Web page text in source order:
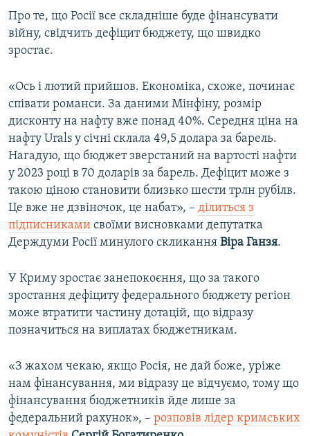
Про те, що Росії все складніше буде фінансувати
війну, свідчить дефіцит бюджету, що швидко
зростає.
«Ось і лютий прийшов. Економіка, схоже, починає
співати романси. За даними Мінфіну, розмір
дисконту на нафту вже понад 40%. Середня ціна на
нафту Urals у січні склала 49,5 долара за барель.
Нагадую, що бюджет зверстаний на вартості нафти
у 2023 році в 70 доларів за барель. Дефіцит може з
такою ціною становити близько шести трлн рубілв.
Це вже не дзвіночок, це набат», – ділиться з
підписниками своїми висновками депутатка
Держдуми Росії минулого скликання Віра Ганзя.
У Криму зростає занепокоєння, що за такого
зростання дефіциту федерального бюджету регіон
може втратити частину дотацій, що відразу
позначиться на виплатах бюджетникам.
«З жахом чекаю, якщо Росія, не дай боже, уріже
нам фінансування, ми відразу це відчуємо, тому що
фінансування бюджетників йде лише за
федеральний рахунок», – розповів лідер кримських